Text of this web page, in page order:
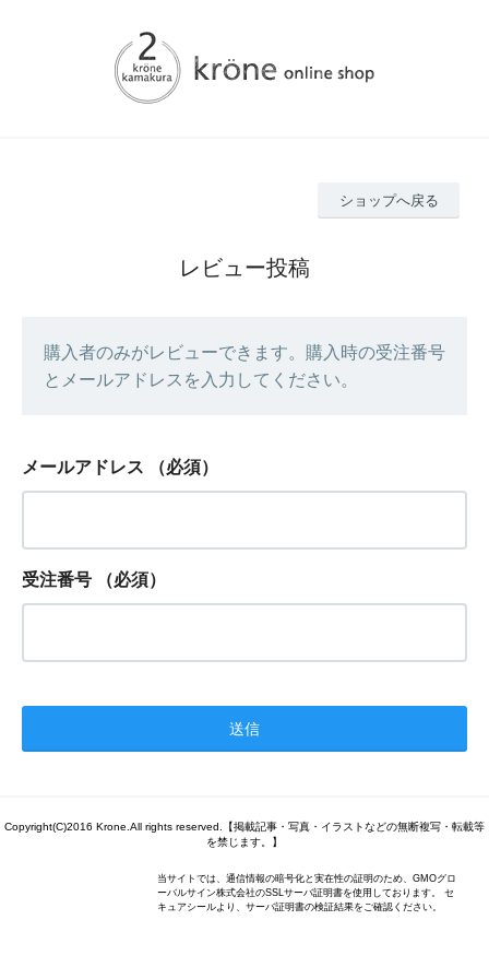
ショップへ戻る
レビュー投稿
購入者のみがレビューできます。購入時の受注番号
とメールアドレスを入力してください。
メールアドレス （必須）
受注番号 （必須）
Copyright(C)2016 Krone.All rights reserved.【掲載記事・写真・イラストなどの無断複写・転載等
を禁じます。】
当サイトでは、通信情報の暗号化と実在性の証明のため、GMOグロ
ーバルサイン株式会社のSSLサーバ証明書を使用しております。 セ
キュアシールより、サーバ証明書の検証結果をご確認ください。